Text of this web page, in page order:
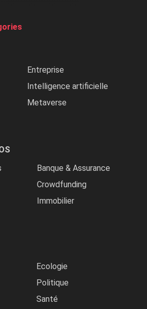
Entreprise
Intelligence artificielle
Metaverse
Banque & Assurance
Crowdfunding
Immobilier
Ecologie
Politique
Santé